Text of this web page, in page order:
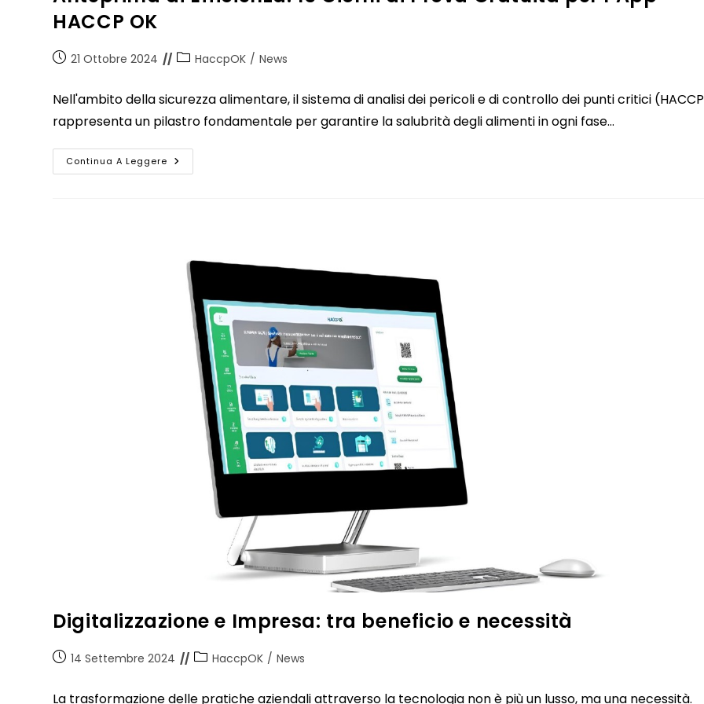
HACCP OK
21 Ottobre 2024 HaccpOK / News
Nell'ambito della sicurezza alimentare, il sistema di analisi dei pericoli e di controllo dei punti critici
rappresenta un pilastro fondamentale per garantire la salubrità degli alimenti in ogni fase…
Continua A Leggere
Digitalizzazione e Impresa: tra beneficio e necessità
14 Settembre 2024 HaccpOK / News
La trasformazione delle pratiche aziendali attraverso la tecnologia non è più un lusso, ma una necessità.